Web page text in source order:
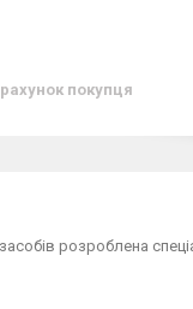
покупця
розроблена